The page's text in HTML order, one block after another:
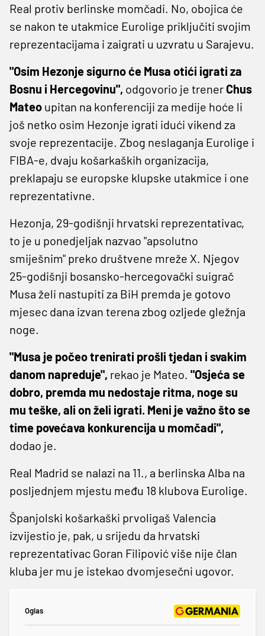
Real protiv berlinske momčadi. No, obojica će
se nakon te utakmice Eurolige priključiti svojim
reprezentacijama i zaigrati u uzvratu u Sarajevu.
"Osim Hezonje sigurno će Musa otići igrati za
Bosnu i Hercegovinu", odgovorio je trener Chus
Mateo upitan na konferenciji za medije hoće li
još netko osim Hezonje igrati idući vikend za
svoje reprezentacije. Zbog neslaganja Eurolige i
FIBA-e, dvaju košarkaških organizacija,
preklapaju se europske klupske utakmice i one
reprezentativne.
Hezonja, 29-godišnji hrvatski reprezentativac,
to je u ponedjeljak nazvao "apsolutno
smiješnim" preko društvene mreže X. Njegov
25-godišnji bosansko-hercegovački suigrač
Musa želi nastupiti za BiH premda je gotovo
mjesec dana izvan terena zbog ozljede gležnja
noge.
"Musa je počeo trenirati prošli tjedan i svakim
danom napreduje", rekao je Mateo. "Osjeća se
dobro, premda mu nedostaje ritma, noge su
mu teške, ali on želi igrati. Meni je važno što se
time povećava konkurencija u momčadi",
dodao je.
Real Madrid se nalazi na 11., a berlinska Alba na
posljednjem mjestu među 18 klubova Eurolige.
Španjolski košarkaški prvoligaš Valencia
izvijestio je, pak, u srijedu da hrvatski
reprezentativac Goran Filipović više nije član
kluba jer mu je istekao dvomjesečni ugovor.
Oglas